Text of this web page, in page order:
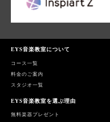
EYS音楽教室について
コース一覧
料金のご案内
スタジオ一覧
EYS音楽教室を選ぶ理由
無料楽器プレゼント